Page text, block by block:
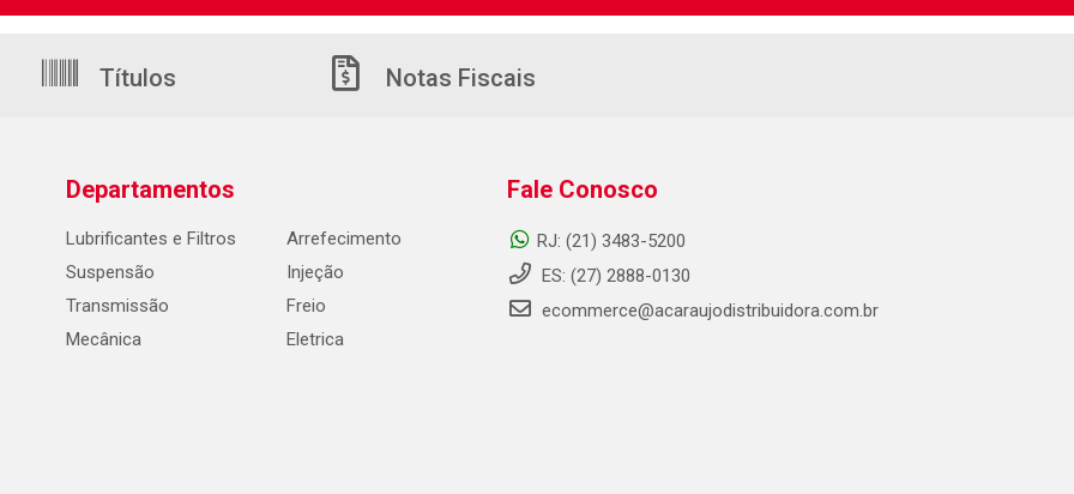
Títulos Notas Fiscais
Departamentos
Lubrificantes e Filtros
Suspensão
Transmissão
Mecânica
Arrefecimento
Injeção
Freio
Eletrica
Fale Conosco
RJ: (21) 3483-5200
ES: (27) 2888-0130
ecommerce@acaraujodistribuidora.com.br